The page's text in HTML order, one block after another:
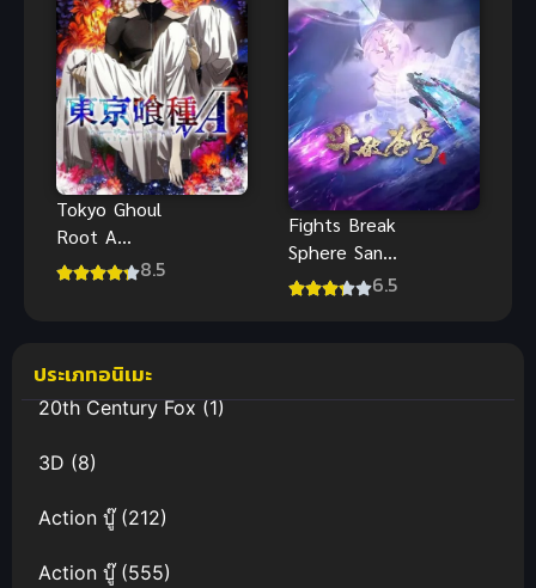
Tokyo Ghoul
Root A
(2015) ผีปอบ
8.5
Fights Break
Sphere San
Nian Zhi Yao
6.5
ประเภทอนิเมะ
20th Century Fox(1)
3D (8)
Action บู๊(212)
Action บู๊(555)